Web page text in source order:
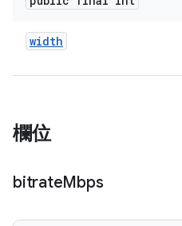
width
欄位
bitrateMbps